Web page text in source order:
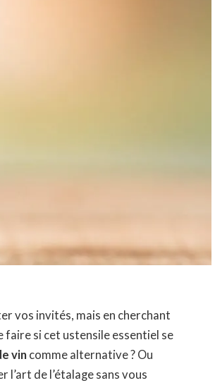
vos invités, mais en cherchant
faire si cet ustensile essentiel se
vin comme alternative ? Ou
de l’étalage sans vous